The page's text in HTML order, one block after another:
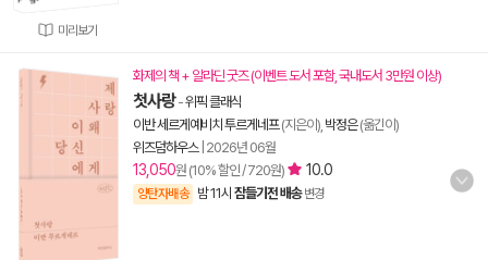
미리보기
화제의 책 + 알라딘 굿즈 (이벤트 도서 포함, 국내도서 3만원 이상)
첫사랑-위픽 클래식
이반 세르게예비치 투르게네프(지은이), 박정은(옮긴이)
위즈덤하우스| 2026년 06월
13,050원 (10% 할인 / 720원) 10.0
양탄자배송 밤 11시 잠들기전 배송 변경